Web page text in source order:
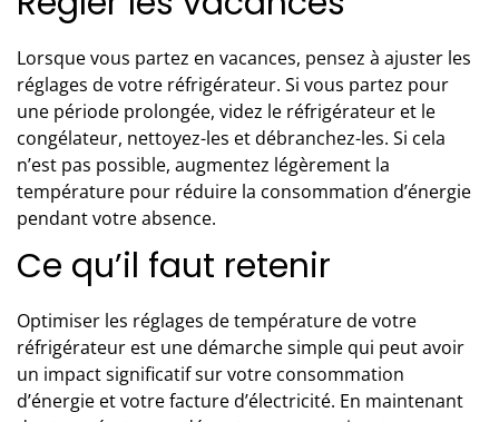
Lorsque vous partez en vacances, pensez à ajuster les
réglages de votre réfrigérateur. Si vous partez pour
une période prolongée, videz le réfrigérateur et le
congélateur, nettoyez-les et débranchez-les. Si cela
n’est pas possible, augmentez légèrement la
température pour réduire la consommation d’énergie
pendant votre absence.
Ce qu’il faut retenir
Optimiser les réglages de température de votre
réfrigérateur est une démarche simple qui peut avoir
un impact significatif sur votre consommation
d’énergie et votre facture d’électricité. En maintenant